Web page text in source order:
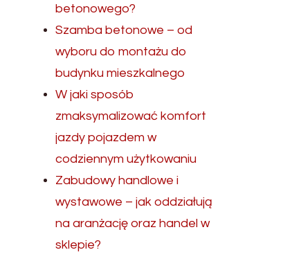
betonowego?
Szamba betonowe – od
wyboru do montażu do
budynku mieszkalnego
W jaki sposób
zmaksymalizować komfort
jazdy pojazdem w
codziennym użytkowaniu
Zabudowy handlowe i
wystawowe – jak oddziałują
na aranżację oraz handel w
sklepie?